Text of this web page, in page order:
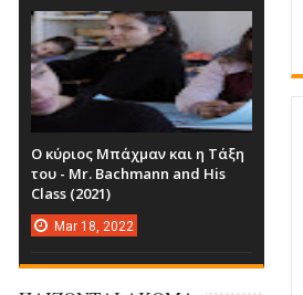
Ο κύριος Μπάχμαν και η Τάξη
του - Mr. Bachmann and His
Class (2021)
Mar 18, 2022